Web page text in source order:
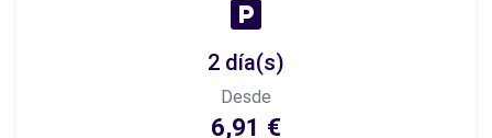
2 día(s)
Desde
6,91 €